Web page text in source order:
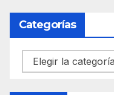
Categorías
Categorías